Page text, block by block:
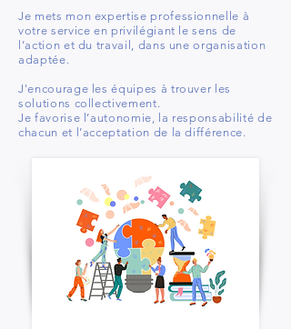
Je mets mon expertise professionnelle à
votre service en privilégiant le sens de
l’action et du travail, dans une organisation
adaptée.
J'encourage les équipes à trouver les
solutions collectivement.
Je favorise l’autonomie, la responsabilité de
chacun et l’acceptation de la différence.